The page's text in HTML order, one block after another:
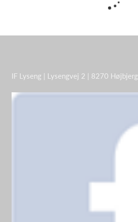
IF Lyseng | Lysengvej 2 | 8270 Højbjerg